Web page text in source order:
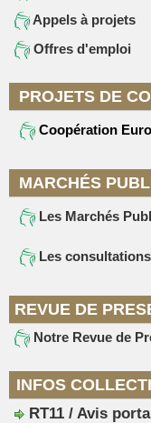
Appels à projets
Offres d'emploi
PROJETS DE
Coopération
MARCHÉS
Les Marchés
Les consultations
REVUE DE
Notre Revue de
INFOS
RT11 / Avis